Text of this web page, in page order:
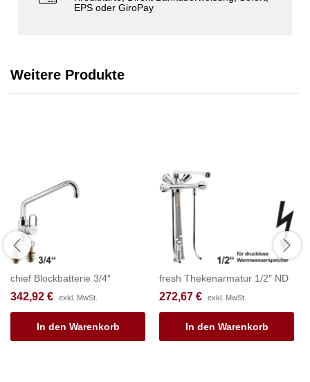
EPS oder GiroPay
Weitere Produkte
chief Blockbatterie 3/4″
342,92 € exkl. MwSt.
In den Warenkorb
fresh Thekenarmatur 1/2″ ND
272,67 € exkl. MwSt.
In den Warenkorb